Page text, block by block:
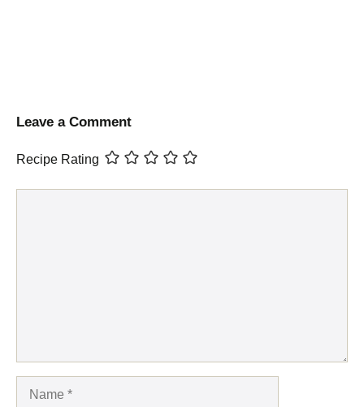
Leave a Comment
Recipe Rating